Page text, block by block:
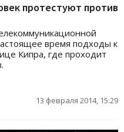
протестуют против
время подходы к
Кипра, где проходит
13 февраля 2014, 15:29